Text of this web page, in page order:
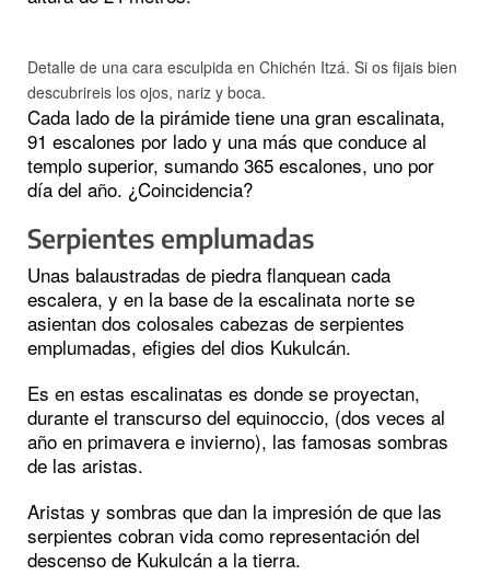
Detalle de una cara esculpida en Chichén Itzá. Si os fijais bien
descubrireis los ojos, nariz y boca.
Cada lado de la pirámide tiene una gran escalinata,
91 escalones por lado y una más que conduce al
templo superior, sumando 365 escalones, uno por
día del año. ¿Coincidencia?
Serpientes emplumadas
Unas balaustradas de piedra flanquean cada
escalera, y en la base de la escalinata norte se
asientan dos colosales cabezas de serpientes
emplumadas, efigies del dios Kukulcán.
Es en estas escalinatas es donde se proyectan,
durante el transcurso del equinoccio, (dos veces al
año en primavera e invierno), las famosas sombras
de las aristas.
Aristas y sombras que dan la impresión de que las
serpientes cobran vida como representación del
descenso de Kukulcán a la tierra.